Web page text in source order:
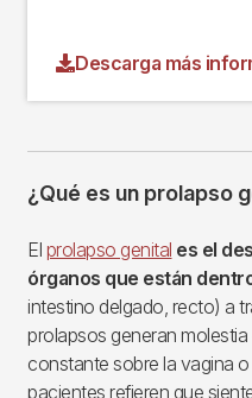
Descarga más
¿Qué es un prolapso
El prolapso genital es el
órganos que están
intestino delgado, recto) a
prolapsos generan
constante sobre la vagina
pacientes refieren que